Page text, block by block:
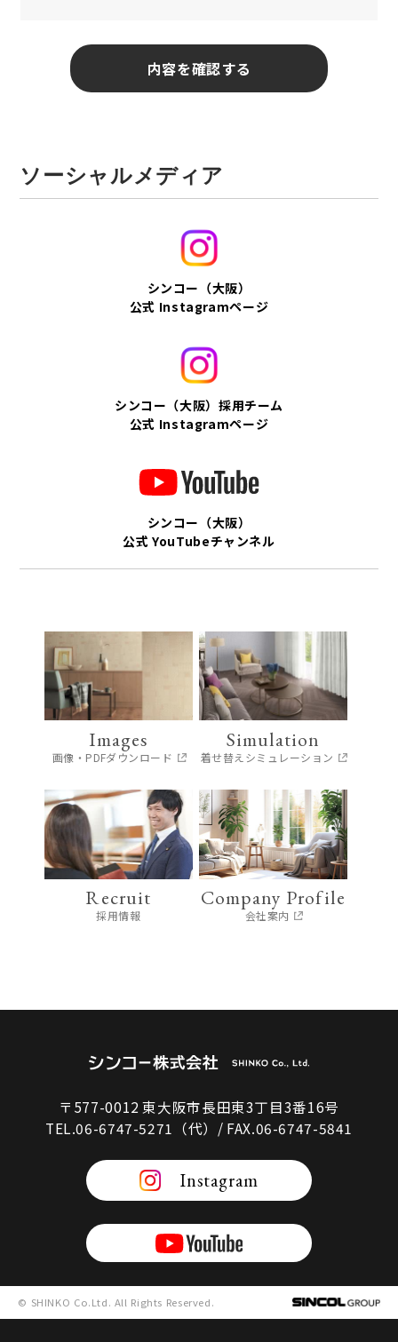
内容を確認する
ソーシャルメディア
シンコー（大阪）
公式 Instagramページ
シンコー（大阪）採用チーム
公式 Instagramページ
シンコー（大阪）
公式 YouTubeチャンネル
Images
画像・PDFダウンロード
Simulation
着せ替えシミュレーション
Recruit
採用情報
Company Profile
会社案内
〒577-0012 東大阪市長田東3丁目3番16号
TEL.06-6747-5271（代）/ FAX.06-6747-5841
Instagram
© SHINKO Co.Ltd. All Rights Reserved.